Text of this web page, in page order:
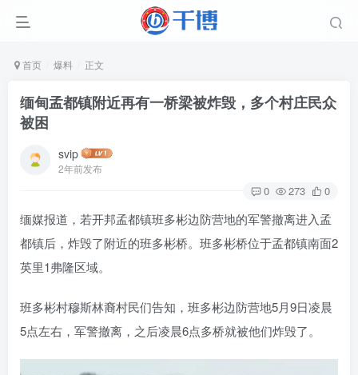
首页 爆料 正文
缅甸孟都镇附近再有一桥梁被炸毁，多个村庄民众
被困
svip
2年前发布
0 273 0
缅媒报道，若开邦孟都镇班多彬边防营地的军警撤离进入孟
都镇后，炸毁了附近的班多彬桥。班多彬桥位于孟都镇南面2
英里1弗隆区域。
班多彬村穆斯林裔村民们告知，班多彬边防营地5月9日凌晨
5点左右，军警撤离，之后凌晨6点多桥就被他们炸毁了。